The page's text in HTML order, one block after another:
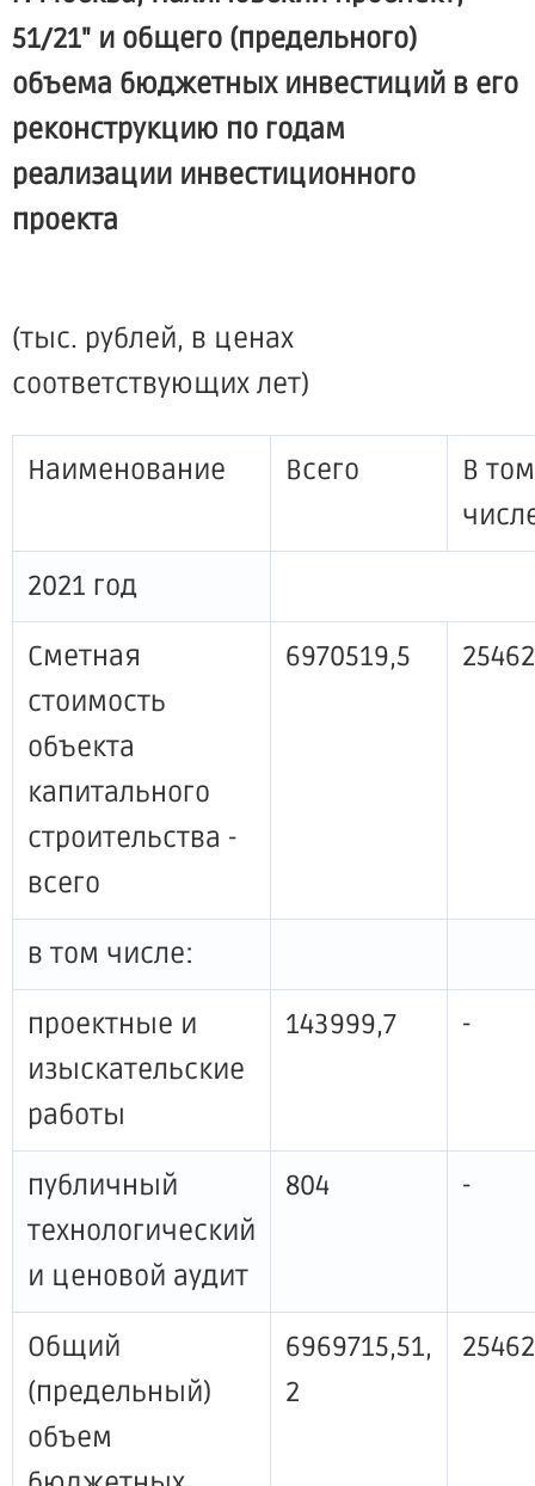
51/21" и общего (предельного)
объема бюджетных инвестиций в его
реконструкцию по годам
реализации инвестиционного
проекта
(тыс. рублей, в ценах
соответствующих лет)
Наименование Всего
В том
2021 год
Сметная
стоимость
объекта
капитального
строительства -
всего
6970519,5
в том числе:
проектные и
изыскательские
работы
143999,7 -
публичный
технологический
и ценовой аудит
804 -
Общий
(предельный)
объем
6969715,51,
2